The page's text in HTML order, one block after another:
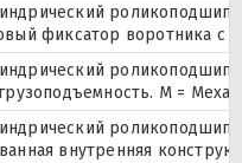
фиксатор воротника с
М =
внутренняя